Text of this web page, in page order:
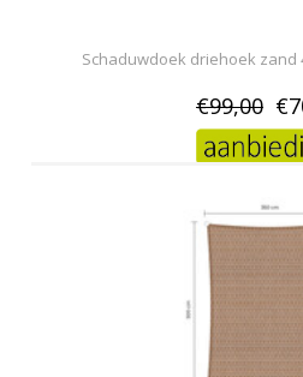
Schaduwdoek driehoek zand
€99,00